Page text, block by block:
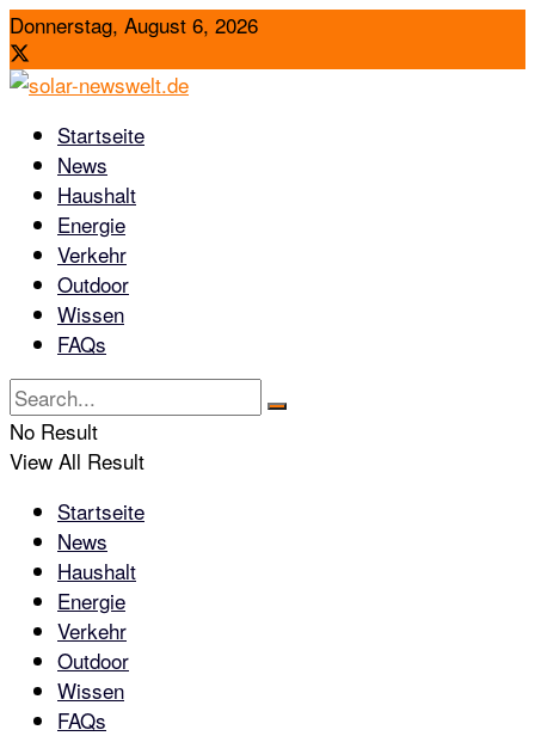
Donnerstag, August 6, 2026
Startseite
News
Haushalt
Energie
Verkehr
Outdoor
Wissen
FAQs
No Result
View All Result
Startseite
News
Haushalt
Energie
Verkehr
Outdoor
Wissen
FAQs